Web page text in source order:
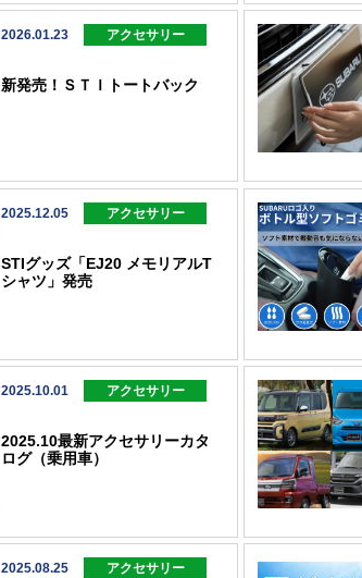
2026.01.23 アクセサリー
新発売！ＳＴＩトートバック
2025.12.05 アクセサリー
STIグッズ「EJ20 メモリアルT
シャツ」発売
2025.10.01 アクセサリー
2025.10最新アクセサリーカタ
ログ（乗用車）
2025.08.25 アクセサリー